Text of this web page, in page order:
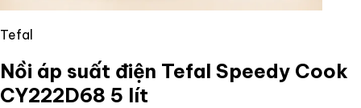
Tefal
Nồi áp suất điện Tefal Speedy Cook
CY222D68 5 lít